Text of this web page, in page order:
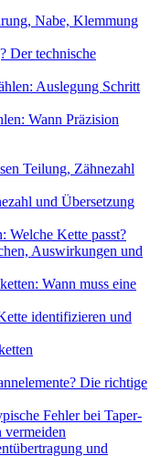
Nabe, Klemmung
Der technische
Auslegung Schritt
Wann Präzision
Teilung, Zähnezahl
und Übersetzung
Welche Kette passt?
Auswirkungen und
Wann muss eine
identifizieren und
Die richtige
Fehler bei Taper-
vermeiden
und